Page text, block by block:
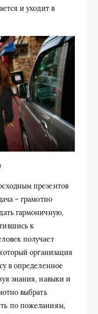
и уходит в
презентов
– грамотно
гармоничную,
к
получает
организация
в определенное
знания, навыки и
выбрать
по пожеланиям,